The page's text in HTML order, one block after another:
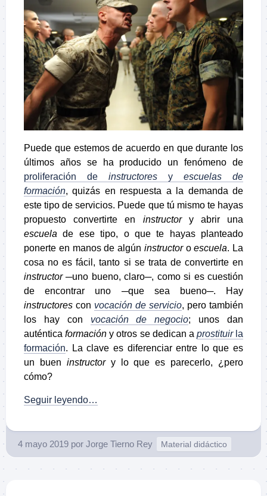
Puede que estemos de acuerdo en que durante los
últimos años se ha producido un fenómeno de
proliferación de instructores y escuelas de
formación, quizás en respuesta a la demanda de
este tipo de servicios. Puede que tú mismo te hayas
propuesto convertirte en instructory abrir una
escuela de ese tipo, o que te hayas planteado
ponerte en manos de algún instructoroescuela. La
cosa no es fácil, tanto si se trata de convertirte en
instructor─uno bueno, claro─, como si es cuestión
de encontrar uno ─que sea bueno─. Hay
instructores con vocación de servicio, pero también
los hay con vocación de negocio; unos dan
auténticaformación y otros se dedican a prostituirla
formación. La clave es diferenciar entre lo que es
un buen instructory lo que es parecerlo, ¿pero
cómo?
Seguir leyendo…
4 mayo 2019 por Jorge Tierno Rey Material didáctico